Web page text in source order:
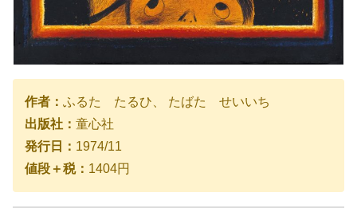
作者： ふるた たるひ、 たばた せいいち
出版社： 童心社
発行日： 1974/11
値段＋税： 1404円